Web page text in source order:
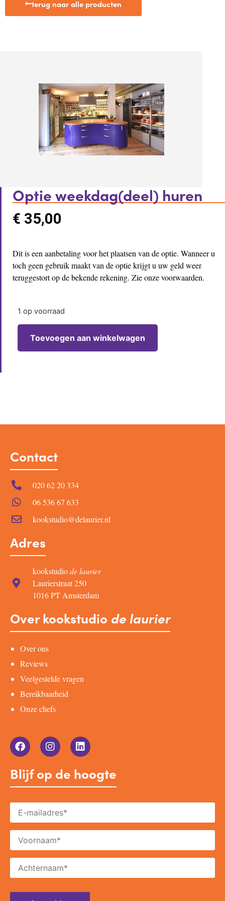
terug naar alle producten
Optie weekdag(deel) huren
€ 35,00
Dit is een aanbetaling voor het plaatsen van de optie. Wanneer u
toch geen gebruik maakt van de optie krijgt u uw geld weer
teruggestort op de bekende rekening. Zie onze voorwaarden.
1 op voorraad
Toevoegen aan winkelwagen
Contact
020 62 20 334
06 536 67 633
kookstudio@delaurier.nl
Adres
kookstudiode laurier
Laurierstraat 250
1016 PT Amsterdam
Over kookstudio de laurier
Over ons
Reviews
Veelgestelde vragen
Bereikbaarheid
Onze chefs
Blijf op de hoogte